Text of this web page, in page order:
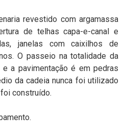
revestido com argamassa
de telhas capa-e-canal e
janelas com caixilhos de
O passeio na totalidade da
a pavimentação é em pedras
da cadeia nunca foi utilizado
construído.